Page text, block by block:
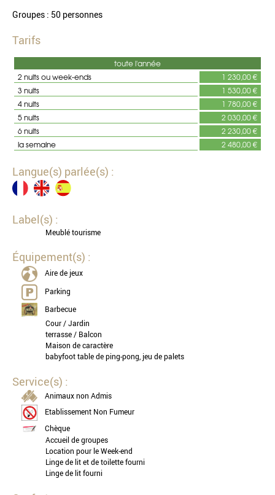
Groupes : 50 personnes
Tarifs
toute l'année
2 nuits ou week-ends
1 230,00 €
3 nuits
1 530,00 €
4 nuits
1 780,00 €
5 nuits
2 030,00 €
6 nuits
2 230,00 €
la semaine
2 480,00 €
Langue(s) parlée(s) :
Label(s) :
Meublé tourisme
Équipement(s) :
Aire de jeux
Parking
Barbecue
Cour / Jardin
terrasse / Balcon
Maison de caractère
babyfoot table de ping-pong, jeu de palets
Service(s) :
Animaux non Admis
Etablissement Non Fumeur
Chèque
Accueil de groupes
Location pour le Week-end
Linge de lit et de toilette fourni
Linge de lit fourni